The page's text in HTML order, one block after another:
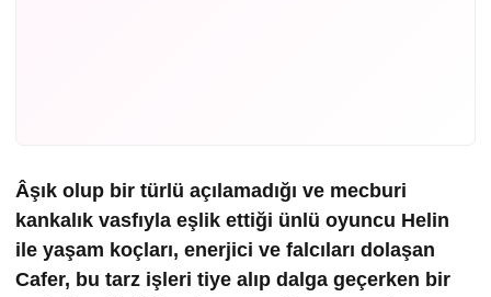
Âşık olup bir türlü açılamadığı ve mecburi
kankalık vasfıyla eşlik ettiği ünlü oyuncu Helin
ile yaşam koçları, enerjici ve falcıları dolaşan
Cafer, bu tarz işleri tiye alıp dalga geçerken bir